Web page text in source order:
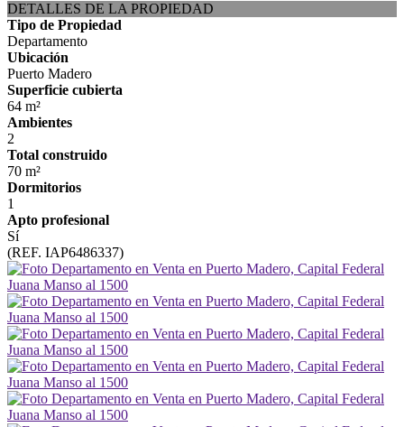
DETALLES DE LA PROPIEDAD
Tipo de Propiedad
Departamento
Ubicación
Puerto Madero
Superficie cubierta
64 m²
Ambientes
2
Total construido
70 m²
Dormitorios
1
Apto profesional
Sí
(REF. IAP6486337)